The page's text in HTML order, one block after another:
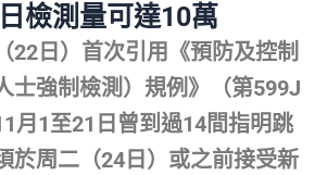
檢測量可達10萬
22日）首次引用《預防及控制
士強制檢測）規例》（第599J
月1至21日曾到過14間指明跳
於周二（24日）或之前接受新